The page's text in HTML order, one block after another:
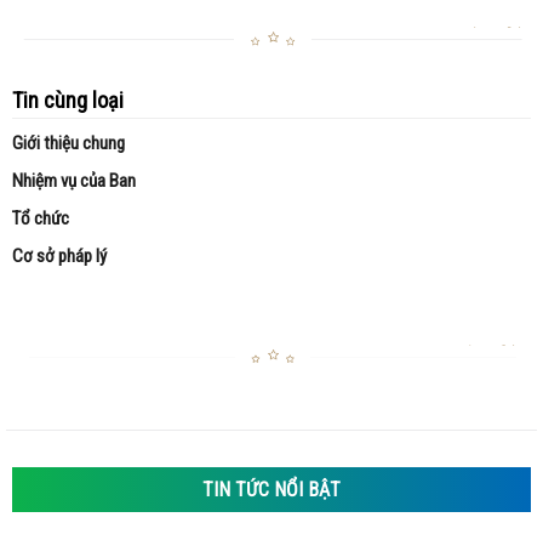
Tin cùng loại
Giới thiệu chung
Nhiệm vụ của Ban
Tổ chức
Cơ sở pháp lý
TIN TỨC NỔI BẬT